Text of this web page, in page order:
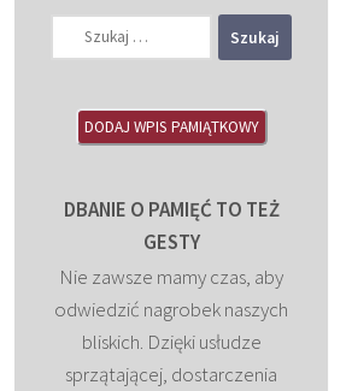
DODAJ WPIS PAMIĄTKOWY
DBANIE O PAMIĘĆ TO TEŻ
GESTY
Nie zawsze mamy czas, aby
odwiedzić nagrobek naszych
bliskich. Dzięki usłudze
sprzątającej, dostarczenia